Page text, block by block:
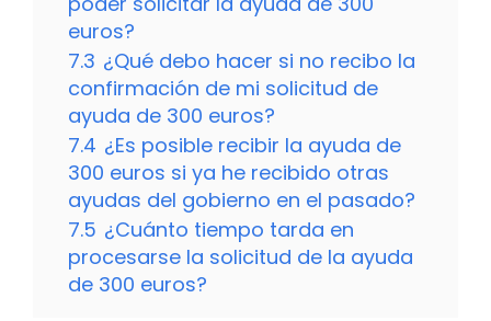
euros?
7.3 ¿Qué debo hacer si no recibo la
confirmación de mi solicitud de
ayuda de 300 euros?
7.4 ¿Es posible recibir la ayuda de
300 euros si ya he recibido otras
ayudas del gobierno en el pasado?
7.5 ¿Cuánto tiempo tarda en
procesarse la solicitud de la ayuda
de 300 euros?